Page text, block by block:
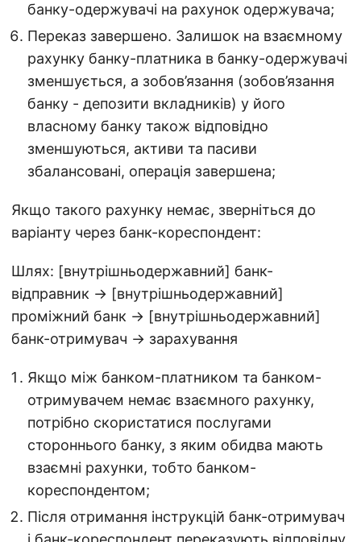
банку-одержувачі на рахунок одержувача;
Переказ завершено. Залишок на взаємному
рахунку банку-платника в банку-одержувачі
зменшується, а зобов’язання (зобов’язання
банку - депозити вкладників) у його
власному банку також відповідно
зменшуються, активи та пасиви
збалансовані, операція завершена;
Якщо такого рахунку немає, зверніться до
варіанту через банк-кореспондент:
Шлях: [внутрішньодержавний] банк-
відправник → [внутрішньодержавний]
проміжний банк → [внутрішньодержавний]
банк-отримувач → зарахування
Якщо між банком-платником та банком-
отримувачем немає взаємного рахунку,
потрібно скористатися послугами
стороннього банку, з яким обидва мають
взаємні рахунки, тобто банком-
кореспондентом;
Після отримання інструкцій банк-отримувач